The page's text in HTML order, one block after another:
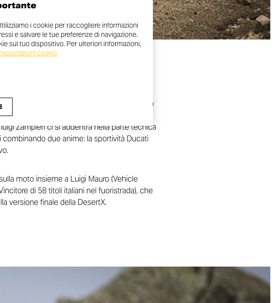
Ferraresi, che descrive il grande lavoro
avanzato e perfettamente
Zampieri ci si addentra nella parte tecnica
due anime: la sportività Ducati
moto insieme a Luigi Mauro (Vehicle
di 58 titoli italiani nel fuoristrada), che
versione finale della DesertX.
i cookie per raccogliere informazioni
e salvare le tue preferenze di navigazione.
sul tuo dispositivo. Per ulteriori informazioni,
cookie